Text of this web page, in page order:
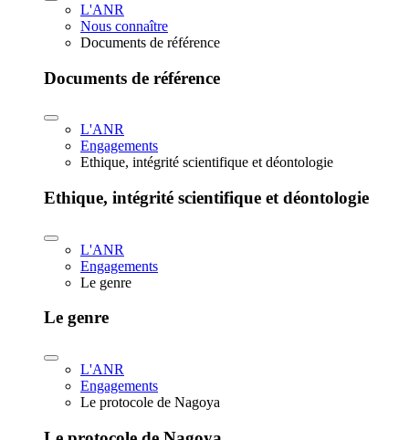
L'ANR
Nous connaître
Documents de référence
Documents de référence
L'ANR
Engagements
Ethique, intégrité scientifique et déontologie
Ethique, intégrité scientifique et déontologie
L'ANR
Engagements
Le genre
Le genre
L'ANR
Engagements
Le protocole de Nagoya